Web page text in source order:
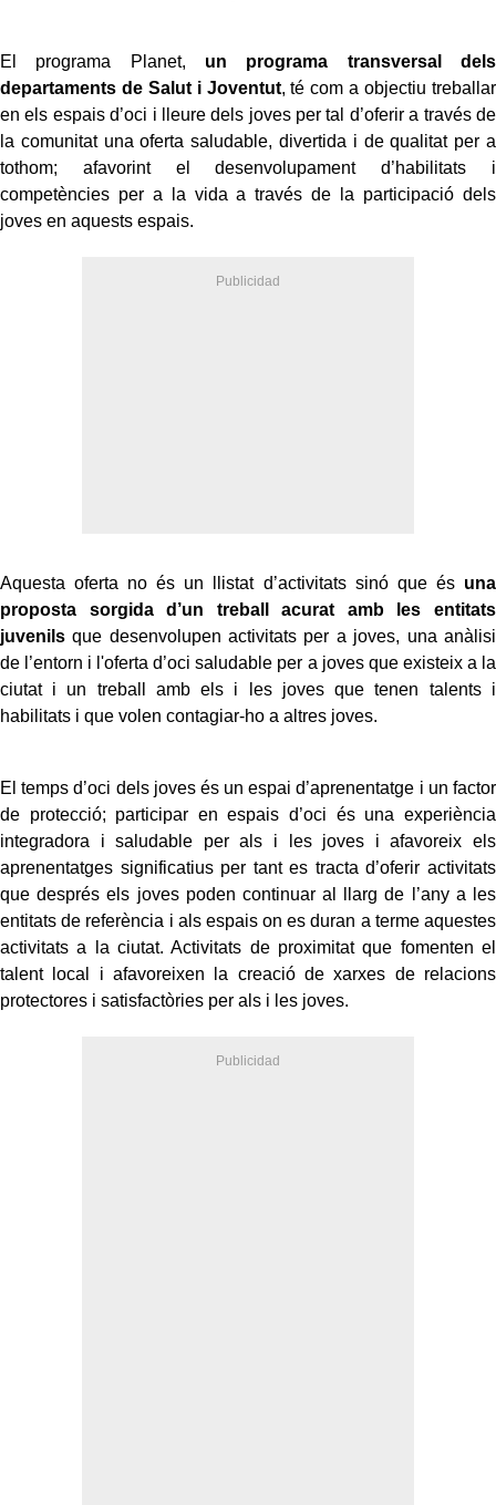
El programa Planet, un programa transversal dels
departaments de Salut i Joventut, té com a objectiu treballar
en els espais d’oci i lleure dels joves per tal d’oferir a través de
la comunitat una oferta saludable, divertida i de qualitat per a
tothom; afavorint el desenvolupament d’habilitats i
competències per a la vida a través de la participació dels
joves en aquests espais.
Aquesta oferta no és un llistat d’activitats sinó que és una
proposta sorgida d’un treball acurat amb les entitats
juvenils que desenvolupen activitats per a joves, una anàlisi
de l’entorn i l'oferta d’oci saludable per a joves que existeix a la
ciutat i un treball amb els i les joves que tenen talents i
habilitats i que volen contagiar-ho a altres joves.
El temps d’oci dels joves és un espai d’aprenentatge i un factor
de protecció; participar en espais d’oci és una experiència
integradora i saludable per als i les joves i afavoreix els
aprenentatges significatius per tant es tracta d’oferir activitats
que després els joves poden continuar al llarg de l’any a les
entitats de referència i als espais on es duran a terme aquestes
activitats a la ciutat. Activitats de proximitat que fomenten el
talent local i afavoreixen la creació de xarxes de relacions
protectores i satisfactòries per als i les joves.